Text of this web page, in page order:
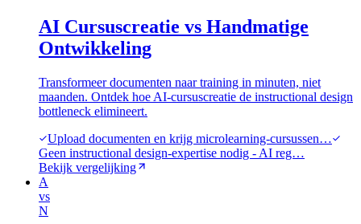
AI Cursuscreatie vs Handmatige
Ontwikkeling
Transformeer documenten naar training in minuten, niet
maanden. Ontdek hoe AI-cursuscreatie de instructional design
bottleneck elimineert.
Upload documenten en krijg microlearning-cursussen…
Geen instructional design-expertise nodig - AI reg…
Bekijk vergelijking
A
vs
N